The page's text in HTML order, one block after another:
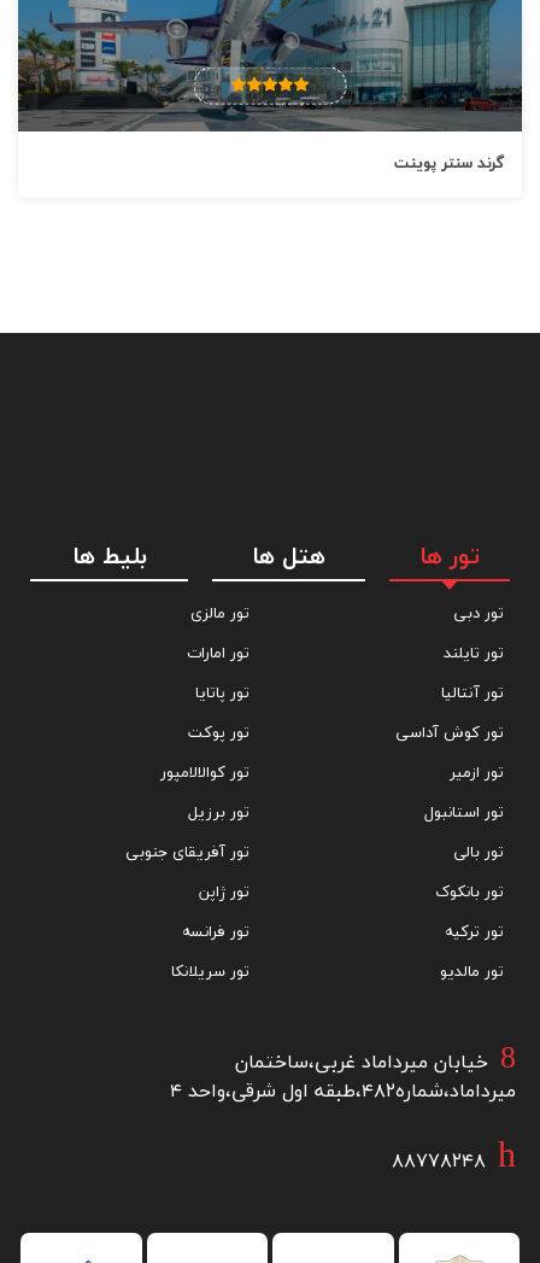
گرند سنتر پوینت
تور ها هتل ها بلیط ها
تور دبی
تور تایلند
تور آنتالیا
تور کوش آداسی
تور ازمیر
تور استانبول
تور بالی
تور بانکوک
تور ترکیه
تور مالدیو
تور مالزی
تور امارات
تور پاتایا
تور پوکت
تور کوالالامپور
تور برزیل
تور آفریقای جنوبی
تور ژاپن
تور فرانسه
تور سریلانکا
خیابان میرداماد غربی،ساختمان
میرداماد،شماره۴۸۲،طبقه اول شرقی،واحد ۴